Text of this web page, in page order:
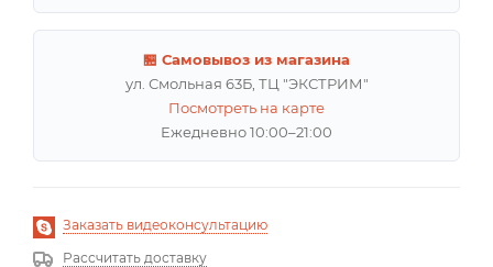
🏪 Самовывоз из магазина
ул. Смольная 63Б, ТЦ "ЭКСТРИМ"
Посмотреть на карте
Ежедневно 10:00–21:00
Заказать видеоконсультацию
Рассчитать доставку